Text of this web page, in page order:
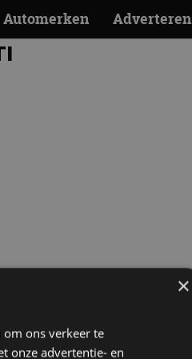
Automerken Adverteren
×
ons verkeer te
onze advertentie- en